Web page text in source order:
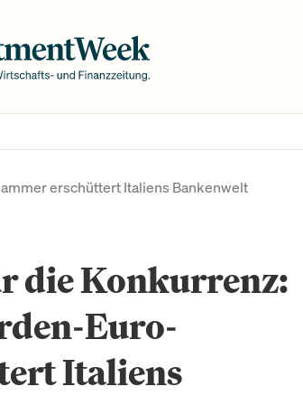
erschüttert Italiens Bankenwelt
die Konkurrenz:
Euro-
Italiens